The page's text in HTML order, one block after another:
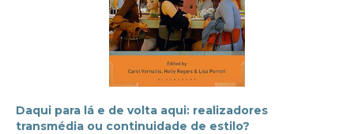
Daqui para lá e de volta aqui: realizadores
transmédia ou continuidade de estilo?